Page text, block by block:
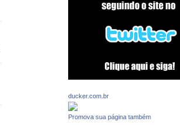
ducker.com.br
Promova sua página também